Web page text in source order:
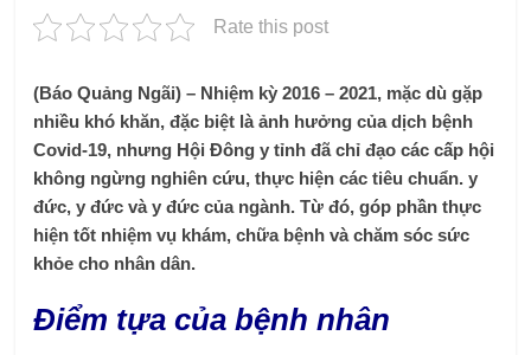
Rate this post
(Báo Quảng Ngãi) – Nhiệm kỳ 2016 – 2021, mặc dù gặp
nhiều khó khăn, đặc biệt là ảnh hưởng của dịch bệnh
Covid-19, nhưng Hội Đông y tỉnh đã chỉ đạo các cấp hội
không ngừng nghiên cứu, thực hiện các tiêu chuẩn. y
đức, y đức và y đức của ngành. Từ đó, góp phần thực
hiện tốt nhiệm vụ khám, chữa bệnh và chăm sóc sức
khỏe cho nhân dân.
Điểm tựa của bệnh nhân